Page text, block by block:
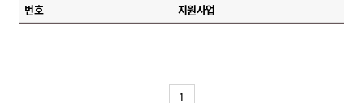
번호 지원사업
1